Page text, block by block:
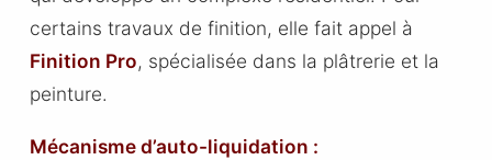
certains travaux de finition, elle fait appel à
Finition Pro, spécialisée dans la plâtrerie et la
peinture.
Mécanisme d’auto-liquidation :